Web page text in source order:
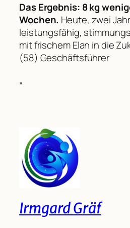
Das Ergebnis: 8 kg
Wochen. Heute, zwei
leistungsfähig,
mit frischem Elan in die
(58) Geschäftsführer
„
Irmgard Gräf